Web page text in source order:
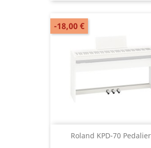
Roland KPD-70
-18,00 €